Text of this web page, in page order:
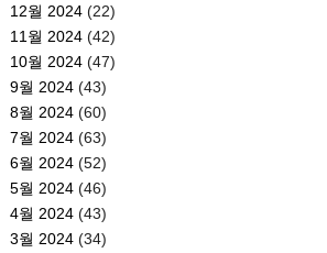
12월 2024(22)
11월 2024(42)
10월 2024(47)
9월 2024(43)
8월 2024(60)
7월 2024(63)
6월 2024(52)
5월 2024(46)
4월 2024(43)
3월 2024(34)